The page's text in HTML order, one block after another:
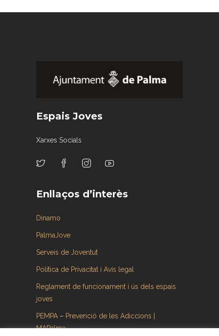
Espais Joves
Xarxes Socials
Enllaços d’interès
Dinamo
PalmaJove
Serveis de Joventut
Política de Privacitat i Avís legal
Reglament de funcionament i ús dels espais
joves
PEMPA – Prevenció de les Adiccions |
MAPalma